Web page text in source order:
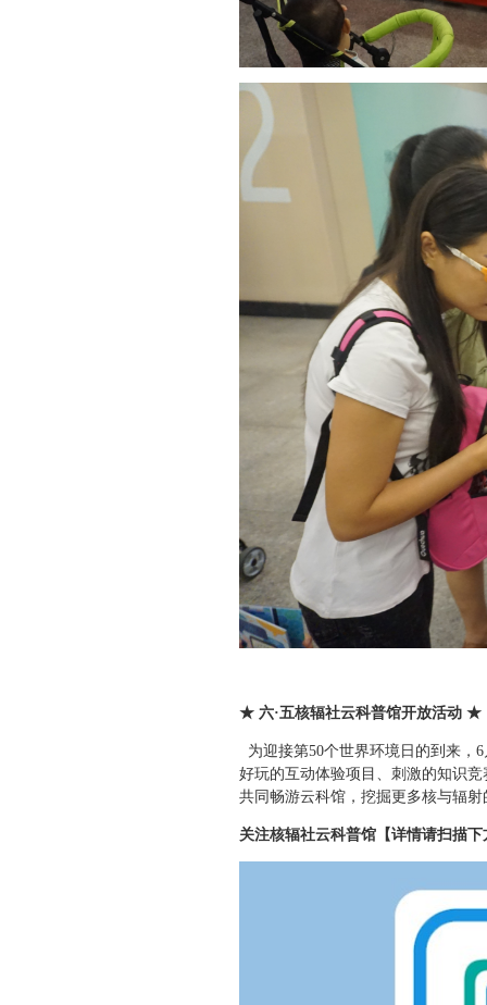
★ 六·五核辐社云科普馆开放活动 ★
为迎接第50个世界环境日的到来，
好玩的互动体验项目、刺激的知识
共同畅游云科馆，挖掘更多核与辐
关注核辐社云科普馆【详情请扫描下